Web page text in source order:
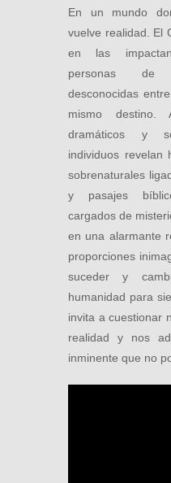
En un mundo
vuelve realidad. El
en las
personas de
desconocidas
mismo
dramáticos y
individuos revelan
sobrenaturales
y pasajes
cargados de
en una alarmante
proporciones
suceder y
humanidad para
invita a cuestionar
realidad y nos
inminente que no